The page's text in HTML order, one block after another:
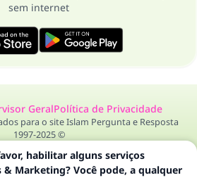
sem internet
GeralPolítica de Privacidade
para o site Islam Pergunta e Resposta
1997-2025 ©
habilitar alguns serviços
Marketing? Você pode, a qualquer